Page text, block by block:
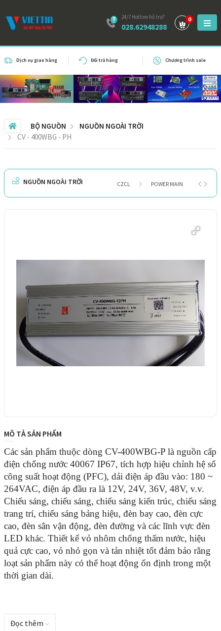
24/7 Hotline hỗ trợ?
028.62948288
0
Dịch vụ giao hàng Đổi trả hàng Chương trình sale
BỘ NGUỒN
NGUỒN NGOÀI TRỜI
CV - 400WBG - PH
NGUỒN NGOÀI TRỜI CZCL POWER MAIN
MÔ TẢ SẢN PHẨM
Các sản phẩm thuộc dòng CV-400WBG-P là nguồn cấp
điện chống nước 40067 IP67, tích hợp hiệu chỉnh hệ số
công suất hoạt động (PFC), dải điện áp đầu vào: 180 ~
264VAC, điện áp đầu ra là 12V, 24V, 36V, 48V, v.v.
Chiếu sáng, chiếu sáng, chiếu sáng kiến ​​trúc, chiếu sáng
trang trí, chiếu sáng bảng hiệu, đèn bay cao, đèn cực
cao, đèn sân vận động, đèn đường và các lĩnh vực đèn
LED khác. Thiết kế vỏ nhôm chống thấm nước, hiệu
quả cực cao, vỏ nhỏ gọn và tản nhiệt tốt đảm bảo rằng
loạt sản phẩm này có thể hoạt động ổn định trong một
thời gian dài.
Đọc thêm